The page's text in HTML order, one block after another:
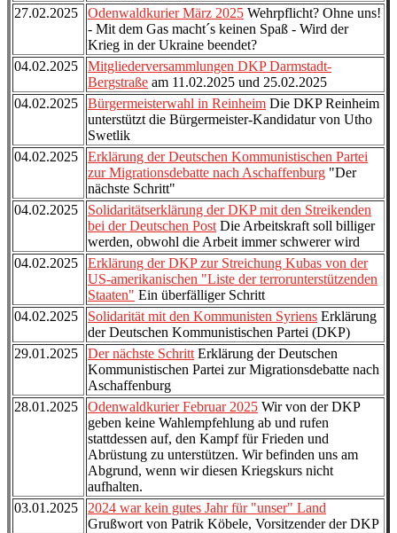
27.02.2025
Odenwaldkurier März 2025 Wehrpflicht? Ohne uns!
- Mit dem Gas macht´s keinen Spaß - Wird der
Krieg in der Ukraine beendet?
04.02.2025
Mitgliederversammlungen DKP Darmstadt-
Bergstraße am 11.02.2025 und 25.02.2025
04.02.2025
Bürgermeisterwahl in Reinheim Die DKP Reinheim
unterstützt die Bürgermeister-Kandidatur von Utho
Swetlik
04.02.2025
Erklärung der Deutschen Kommunistischen Partei
zur Migrationsdebatte nach Aschaffenburg "Der
nächste Schritt"
04.02.2025
Solidaritätserklärung der DKP mit den Streikenden
bei der Deutschen Post Die Arbeitskraft soll billiger
werden, obwohl die Arbeit immer schwerer wird
04.02.2025
Erklärung der DKP zur Streichung Kubas von der
US-amerikanischen "Liste der terrorunterstützenden
Staaten" Ein überfälliger Schritt
04.02.2025
Solidarität mit den Kommunisten Syriens Erklärung
der Deutschen Kommunistischen Partei (DKP)
29.01.2025
Der nächste Schritt Erklärung der Deutschen
Kommunistischen Partei zur Migrationsdebatte nach
Aschaffenburg
28.01.2025
Odenwaldkurier Februar 2025 Wir von der DKP
geben keine Wahlempfehlung ab und rufen
stattdessen auf, den Kampf für Frieden und
Abrüstung zu unterstützen. Wir befinden uns am
Abgrund, wenn wir diesen Kriegskurs nicht
aufhalten.
03.01.2025
2024 war kein gutes Jahr für "unser" Land
Grußwort von Patrik Köbele, Vorsitzender der DKP